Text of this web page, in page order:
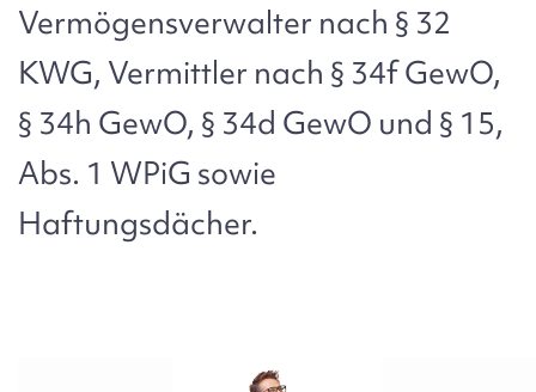
Vermögensverwalter nach § 32
KWG, Vermittler nach § 34f GewO,
§ 34h GewO, § 34d GewO und § 15,
Abs. 1 WPiG sowie
Haftungsdächer.